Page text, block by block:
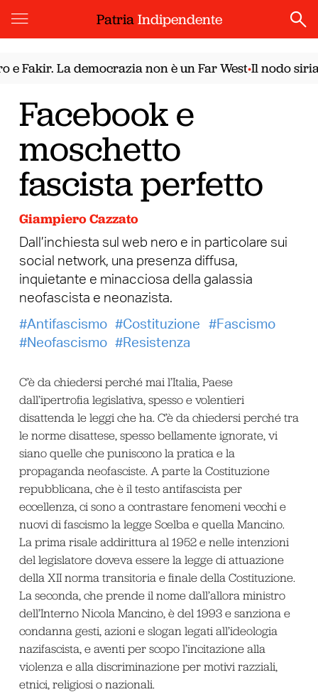
PatriaIndipendente
La democrazia non è un Far West•Il nodo siriano.
Facebook e
moschetto
fascista perfetto
Giampiero Cazzato
Dall’inchiesta sul web nero e in particolare sui
social network, una presenza diffusa,
inquietante e minacciosa della galassia
neofascista e neonazista.
Antifascismo
Costituzione
Fascismo
Neofascismo
Resistenza
C’è da chiedersi perché mai l’Italia, Paese
dall’ipertrofia legislativa, spesso e volentieri
disattenda le leggi che ha. C’è da chiedersi perché tra
le norme disattese, spesso bellamente ignorate, vi
siano quelle che puniscono la pratica e la
propaganda neofasciste. A parte la Costituzione
repubblicana, che è il testo antifascista per
eccellenza, ci sono a contrastare fenomeni vecchi e
nuovi di fascismo la legge Scelba e quella Mancino.
La prima risale addirittura al 1952 e nelle intenzioni
del legislatore doveva essere la legge di attuazione
della XII norma transitoria e finale della Costituzione.
La seconda, che prende il nome dall’allora ministro
dell’Interno Nicola Mancino, è del 1993 e sanziona e
condanna gesti, azioni e slogan legati all’ideologia
nazifascista, e aventi per scopo l’incitazione alla
violenza e alla discriminazione per motivi razziali,
etnici, religiosi o nazionali.